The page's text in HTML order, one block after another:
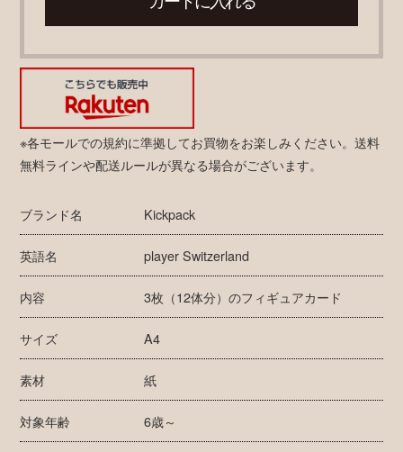
※各モールでの規約に準拠してお買物をお楽しみください。送料
無料ラインや配送ルールが異なる場合がございます。
ブランド名 Kickpack
英語名 player Switzerland
内容 3枚（12体分）のフィギュアカード
サイズ A4
素材 紙
対象年齢 6歳～